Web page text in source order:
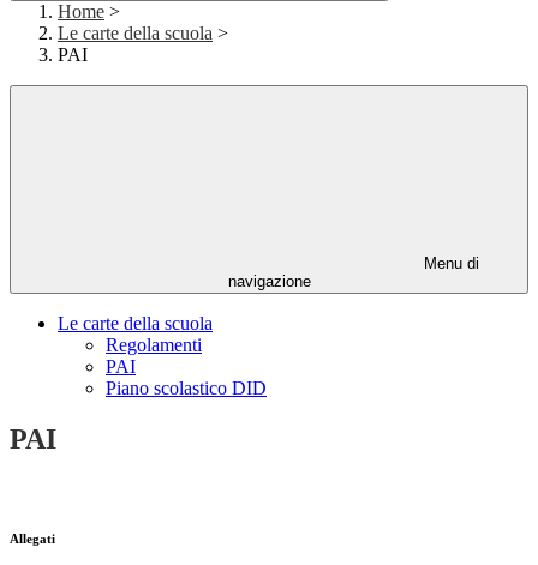
Home >
Le carte della scuola >
PAI
Menu di
navigazione
Le carte della scuola
Regolamenti
PAI
Piano scolastico DID
PAI
Allegati